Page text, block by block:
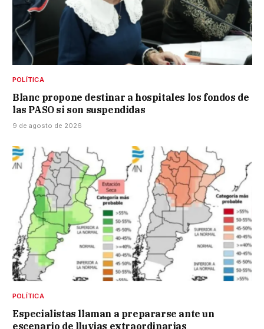
POLÍTICA
Blanc propone destinar a hospitales los fondos de
las PASO si son suspendidas
9 de agosto de 2026
POLÍTICA
Especialistas llaman a prepararse ante un
escenario de lluvias extraordinarias